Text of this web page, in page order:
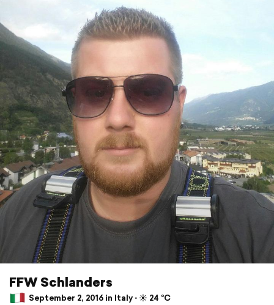
FFW Schlanders
September 2, 2016 in Italy ⋅ ☀️ 24 °C